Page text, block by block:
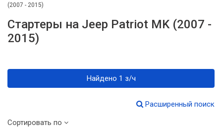
(2007 - 2015)
Стартеры на Jeep Patriot MK (2007 -
2015)
Найдено 1 з/ч
Расширенный поиск
Сортировать по